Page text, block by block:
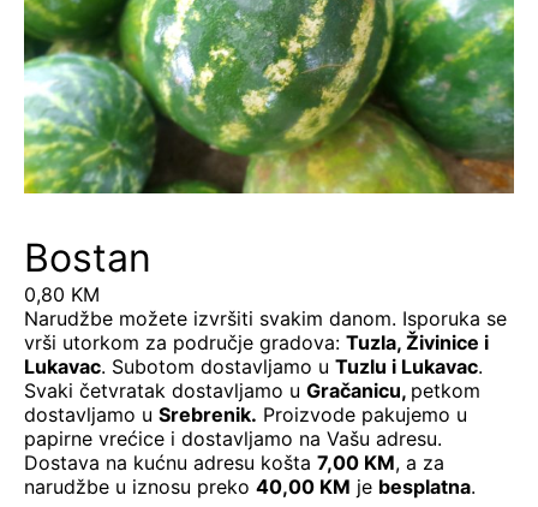
Bostan
0,80 KM
Narudžbe možete izvršiti svakim danom. Isporuka se
vrši utorkom za područje gradova: Tuzla, Živinice i
Lukavac. Subotom dostavljamo u Tuzlu i Lukavac.
Svaki četvratak dostavljamo u Gračanicu, petkom
dostavljamo u Srebrenik. Proizvode pakujemo u
papirne vrećice i dostavljamo na Vašu adresu.
Dostava na kućnu adresu košta 7,00 KM, a za
narudžbe u iznosu preko 40,00 KM je besplatna.